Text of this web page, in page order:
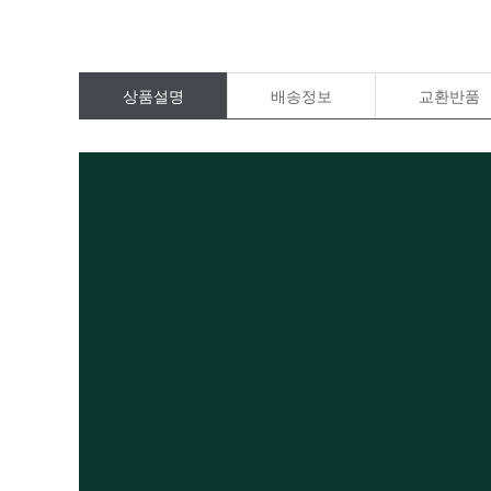
상품설명 배송정보 교환반품